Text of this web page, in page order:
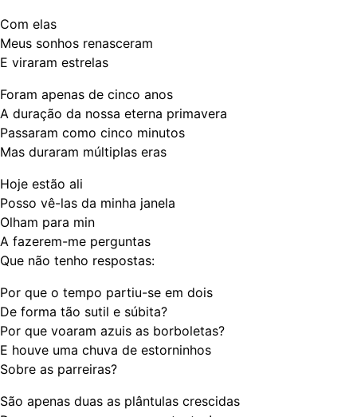
Com elas
Meus sonhos renasceram
E viraram estrelas
Foram apenas de cinco anos
A duração da nossa eterna primavera
Passaram como cinco minutos
Mas duraram múltiplas eras
Hoje estão ali
Posso vê-las da minha janela
Olham para min
A fazerem-me perguntas
Que não tenho respostas:
Por que o tempo partiu-se em dois
De forma tão sutil e súbita?
Por que voaram azuis as borboletas?
E houve uma chuva de estorninhos
Sobre as parreiras?
São apenas duas as plântulas crescidas